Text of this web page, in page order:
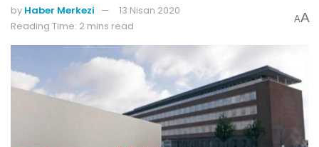
by Haber Merkezi
13 Nisan 2020
Reading Time: 2 mins read
AA